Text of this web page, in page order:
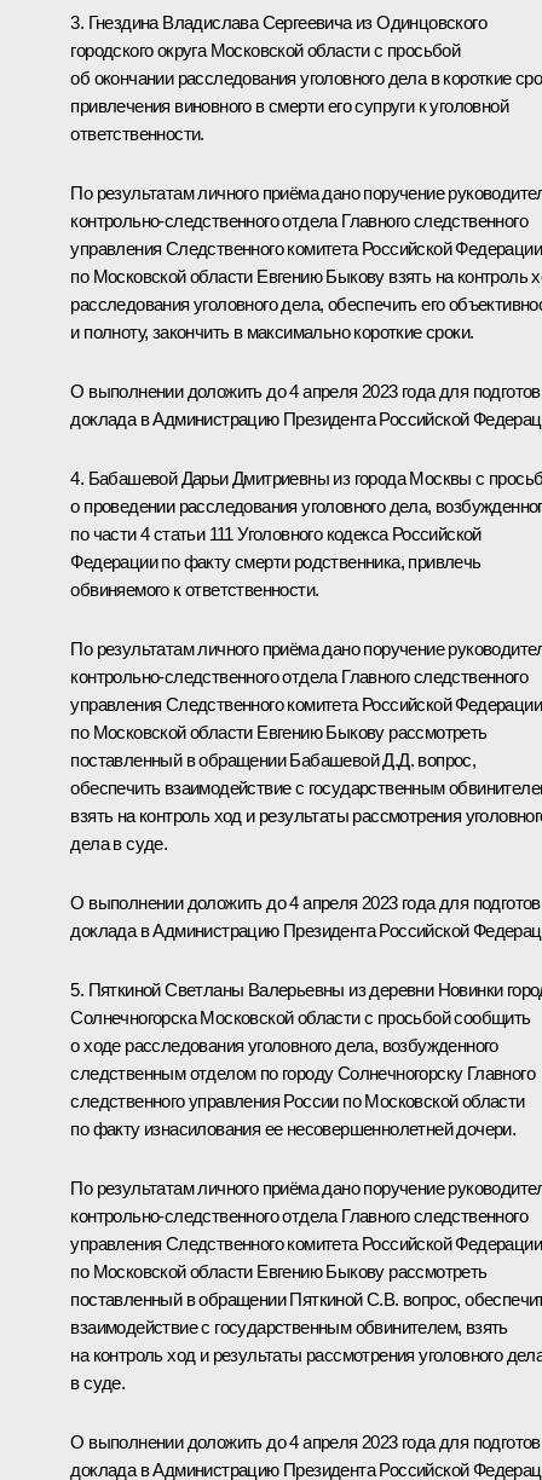
3. Гнездина Владислава Сергеевича из Одинцовского
городского округа Московской области с просьбой
об окончании расследования уголовного дела в короткие
привлечения виновного в смерти его супруги к уголовной
ответственности.
По результатам личного приёма дано поручение
контрольно-следственного отдела Главного следственного
управления Следственного комитета Российской Федерации
по Московской области Евгению Быкову взять на контроль
расследования уголовного дела, обеспечить его
и полноту, закончить в максимально короткие сроки.
О выполнении доложить до 4 апреля 2023 года для
доклада в Администрацию Президента Российской
4. Бабашевой Дарьи Дмитриевны из города Москвы с
о проведении расследования уголовного дела,
по части 4 статьи 111 Уголовного кодекса Российской
Федерации по факту смерти родственника, привлечь
обвиняемого к ответственности.
По результатам личного приёма дано поручение
контрольно-следственного отдела Главного следственного
управления Следственного комитета Российской Федерации
по Московской области Евгению Быкову рассмотреть
поставленный в обращении Бабашевой Д.Д. вопрос,
обеспечить взаимодействие с государственным
взять на контроль ход и результаты рассмотрения
дела в суде.
О выполнении доложить до 4 апреля 2023 года для
доклада в Администрацию Президента Российской
5. Пяткиной Светланы Валерьевны из деревни Новинки
Солнечногорска Московской области с просьбой сообщить
о ходе расследования уголовного дела, возбужденного
следственным отделом по городу Солнечногорску Главного
следственного управления России по Московской области
по факту изнасилования ее несовершеннолетней дочери.
По результатам личного приёма дано поручение
контрольно-следственного отдела Главного следственного
управления Следственного комитета Российской Федерации
по Московской области Евгению Быкову рассмотреть
поставленный в обращении Пяткиной С.В. вопрос,
взаимодействие с государственным обвинителем, взять
на контроль ход и результаты рассмотрения уголовного
в суде.
О выполнении доложить до 4 апреля 2023 года для
доклада в Администрацию Президента Российской